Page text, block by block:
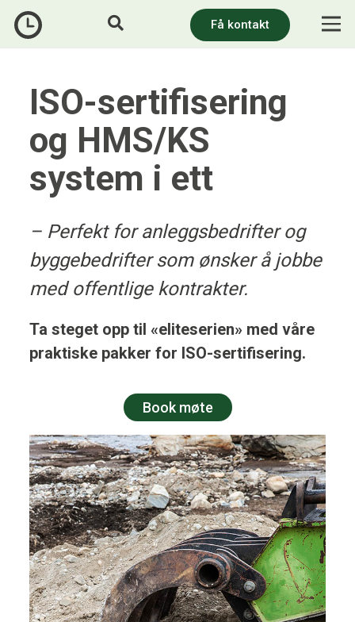
Få kontakt
ISO-sertifisering
og HMS/KS
system i ett
– Perfekt for anleggsbedrifter og
byggebedrifter som ønsker å jobbe
med offentlige kontrakter.
Ta steget opp til «eliteserien» med våre
praktiske pakker for ISO-sertifisering.
Book møte